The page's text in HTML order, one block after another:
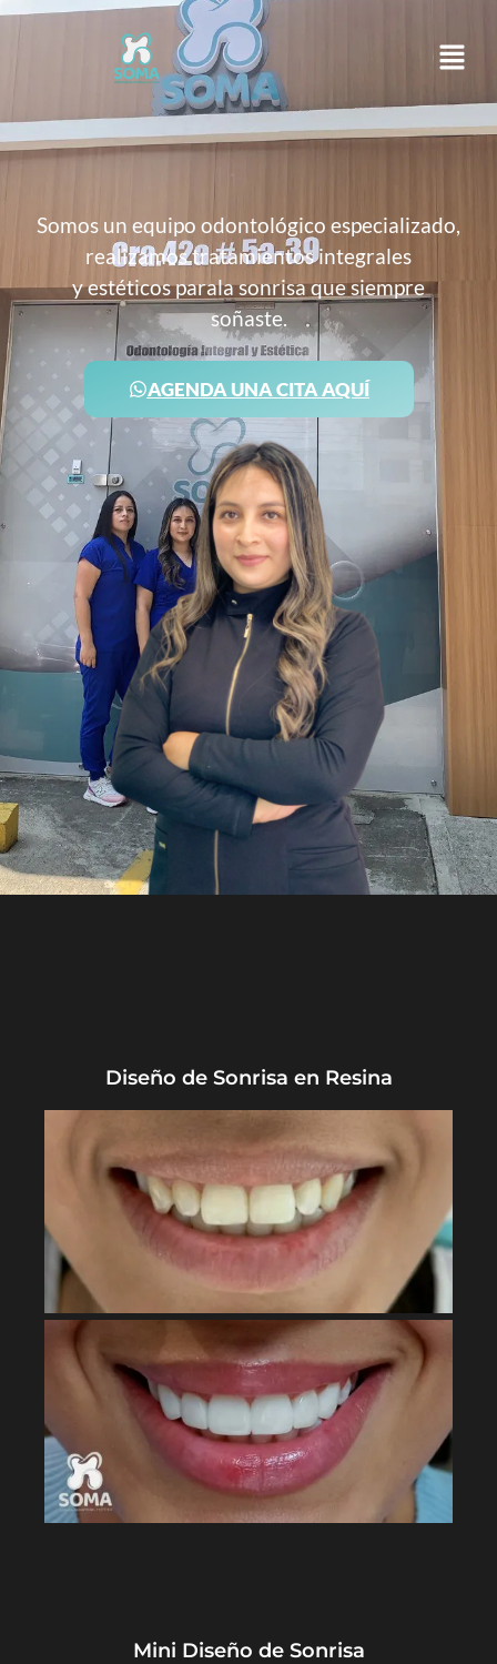
Somos un equipo odontológico especializado,
realizamos tratamientos integrales
y estéticos parala sonrisa que siempre
soñaste.
AGENDA UNA CITA AQUÍ
Diseño de Sonrisa en Resina
Mini Diseño de Sonrisa